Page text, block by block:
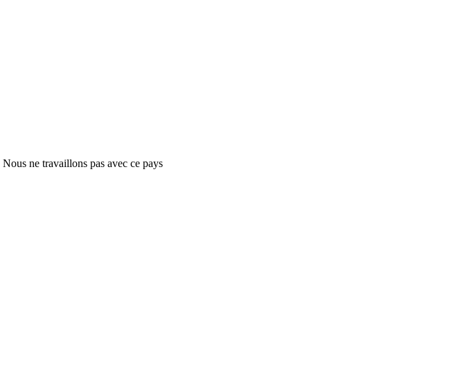
Nous ne travaillons pas avec ce pays